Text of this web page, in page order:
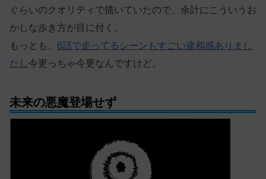
ぐらいのクオリティで描いていたので、余計にこういうお
かしな歩き方が目に付く。
もっとも、 6話で走ってるシーンもすごい違和感ありまし
たし 今更っちゃ今更なんですけど。
未来の悪魔登場せず